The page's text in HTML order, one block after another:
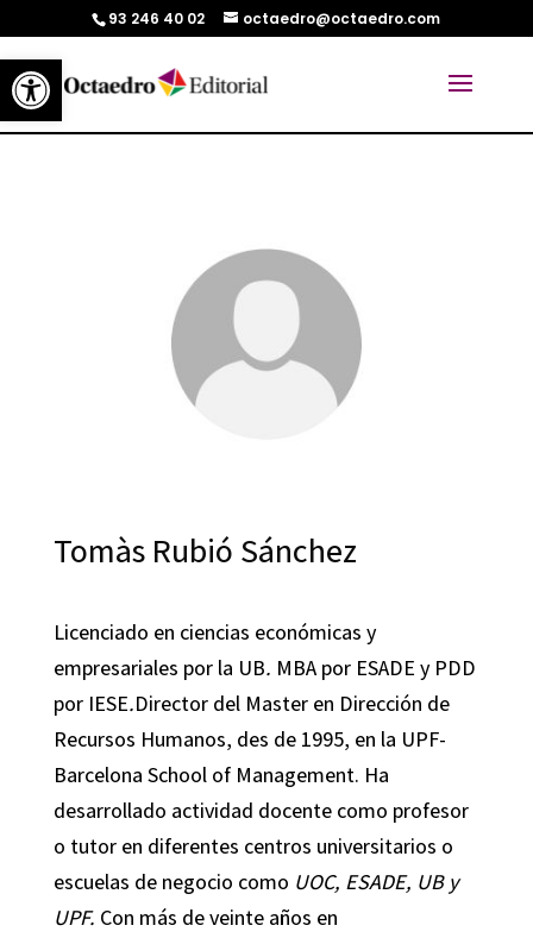
Abrir barra de herramientas
93 246 40 02 octaedro@octaedro.com
Tomàs Rubió Sánchez
Licenciado en ciencias económicas y
empresariales por la UB. MBA por ESADE y PDD
por IESE.Director del Master en Dirección de
Recursos Humanos, des de 1995, en la UPF-
Barcelona School of Management. Ha
desarrollado actividad docente como profesor
o tutor en diferentes centros universitarios o
escuelas de negocio como UOC, ESADE, UB y
UPF. Con más de veinte años en